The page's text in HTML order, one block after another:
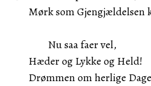
Mørk som Gjengjældelsen
Nu saa faer vel,
Hæder og Lykke og Held!
Drømmen om herlige